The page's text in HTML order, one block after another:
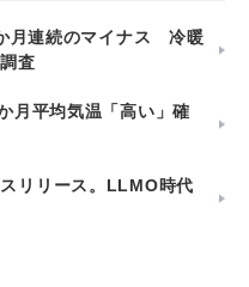
月連続のマイナス 冷暖
査
月平均気温「高い」確
リリース。LLMO時代